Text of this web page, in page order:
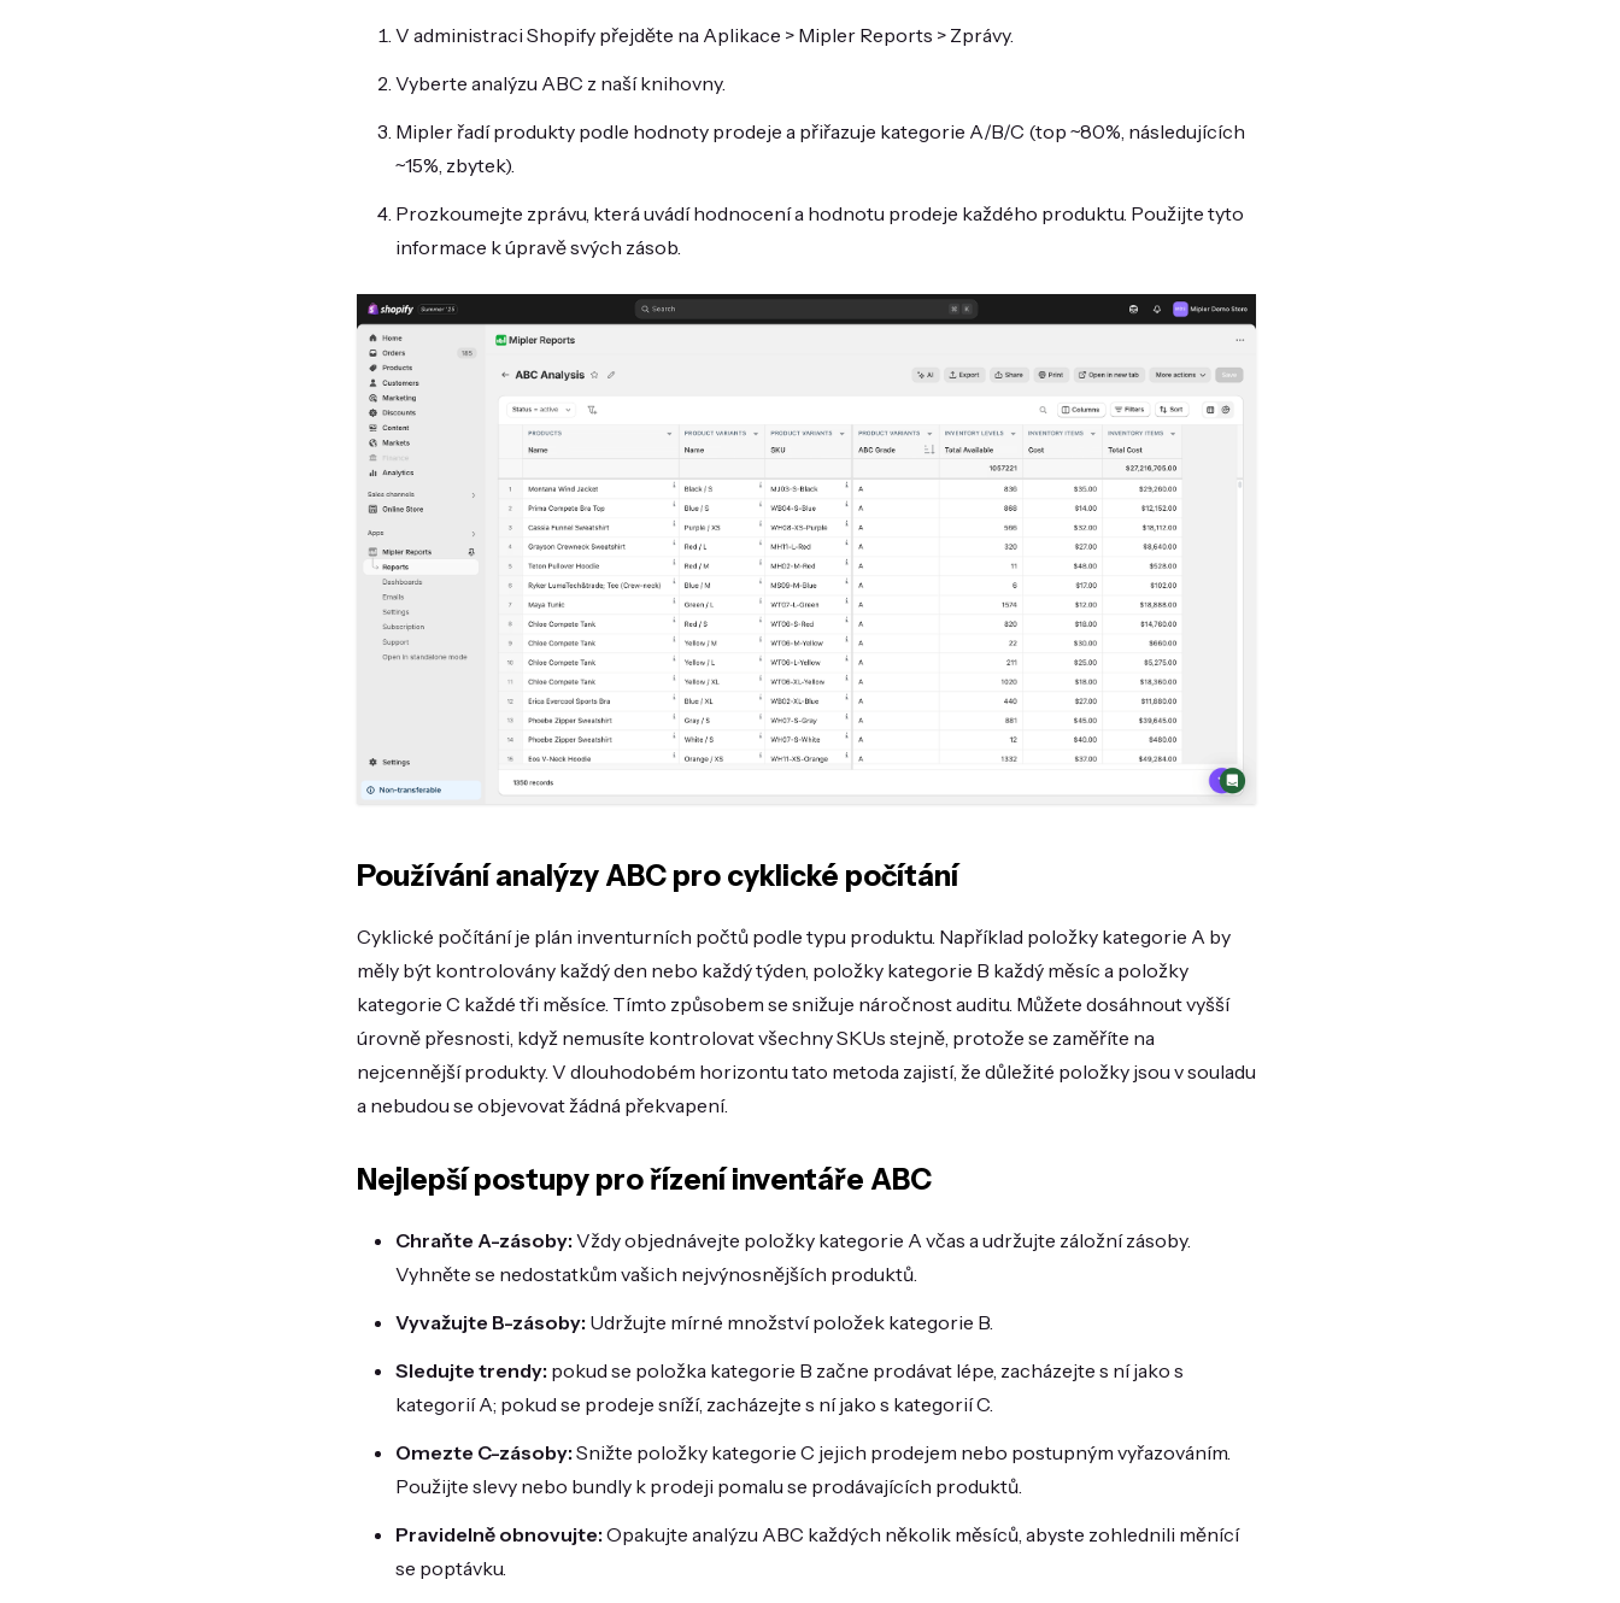
V administraci Shopify přejděte na Aplikace > Mipler Reports > Zprávy.
Vyberte analýzu ABC z naší knihovny.
Mipler řadí produkty podle hodnoty prodeje a přiřazuje kategorie A/B/C (top ~80%, následujících
~15%, zbytek).
Prozkoumejte zprávu, která uvádí hodnocení a hodnotu prodeje každého produktu. Použijte tyto
informace k úpravě svých zásob.
Používání analýzy ABC pro cyklické počítání
Cyklické počítání je plán inventurních počtů podle typu produktu. Například položky kategorie A by
měly být kontrolovány každý den nebo každý týden, položky kategorie B každý měsíc a položky
kategorie C každé tři měsíce. Tímto způsobem se snižuje náročnost auditu. Můžete dosáhnout vyšší
úrovně přesnosti, když nemusíte kontrolovat všechny SKUs stejně, protože se zaměříte na
nejcennější produkty. V dlouhodobém horizontu tato metoda zajistí, že důležité položky jsou v souladu
a nebudou se objevovat žádná překvapení.
Nejlepší postupy pro řízení inventáře ABC
Chraňte A-zásoby: Vždy objednávejte položky kategorie A včas a udržujte záložní zásoby.
Vyhněte se nedostatkům vašich nejvýnosnějších produktů.
Vyvažujte B-zásoby: Udržujte mírné množství položek kategorie B.
Sledujte trendy: pokud se položka kategorie B začne prodávat lépe, zacházejte s ní jako s
kategorií A; pokud se prodeje sníží, zacházejte s ní jako s kategorií C.
Omezte C-zásoby: Snižte položky kategorie C jejich prodejem nebo postupným vyřazováním.
Použijte slevy nebo bundly k prodeji pomalu se prodávajících produktů.
Pravidelně obnovujte: Opakujte analýzu ABC každých několik měsíců, abyste zohlednili měnící
se poptávku.